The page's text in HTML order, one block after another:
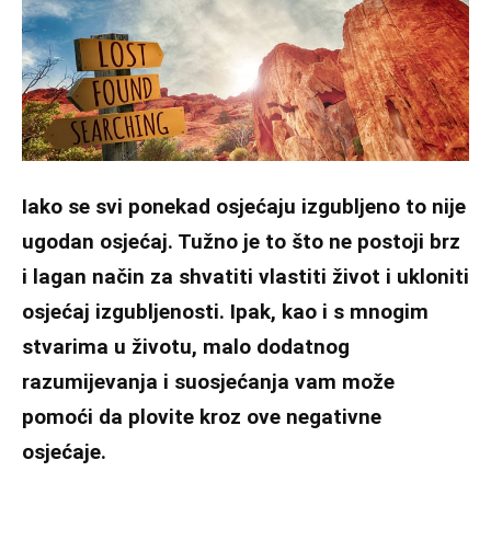
Iako se svi ponekad osjećaju izgubljeno to nije
ugodan osjećaj. Tužno je to što ne postoji brz
i lagan način za shvatiti vlastiti život i ukloniti
osjećaj izgubljenosti. Ipak, kao i s mnogim
stvarima u životu, malo dodatnog
razumijevanja i suosjećanja vam može
pomoći da plovite kroz ove negativne
osjećaje.